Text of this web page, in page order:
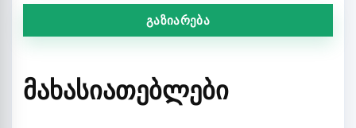
გაზიარება
ᲛᲐᲮᲐᲡᲘᲐᲗᲔᲑᲚᲔᲑᲘ